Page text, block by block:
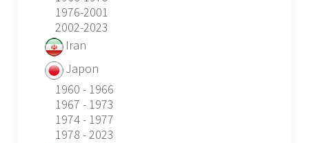
1976-2001
2002-2023
Iran
Japon
1960 - 1966
1967 - 1973
1974 - 1977
1978 - 2023